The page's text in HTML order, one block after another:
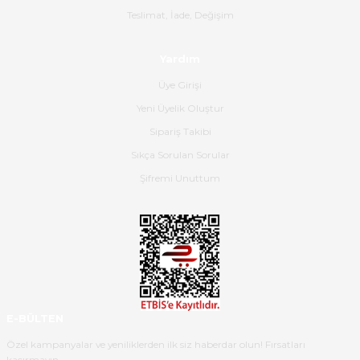
Gerçekten harika ve etkileyici
Hızlı bir şekilde elimize ulaştı
ulaştı.Ürünün paketlenmesi
gayet başarılı hasarsız bir şekilde
teslim aldım. Bu konudaki
hassasiyetleri ve Ürünün kalitesi
Teslimat, İade, Değişim
Üye Girişi
Yeni Üyelik Oluştur
Sipariş Takibi
Sıkça Sorulan Sorular
Şifremi Unuttum
Özel kampanyalar ve yeniliklerden ilk siz haberdar olun! Fırsatları